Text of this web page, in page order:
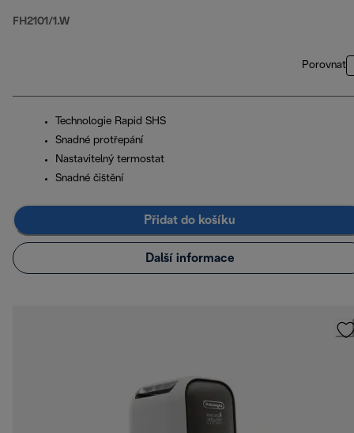
FH2101/1.W
Porovnat
Technologie Rapid SHS
Snadné protřepání
Nastavitelný termostat
Snadné čištění
Přidat do košíku
Další informace